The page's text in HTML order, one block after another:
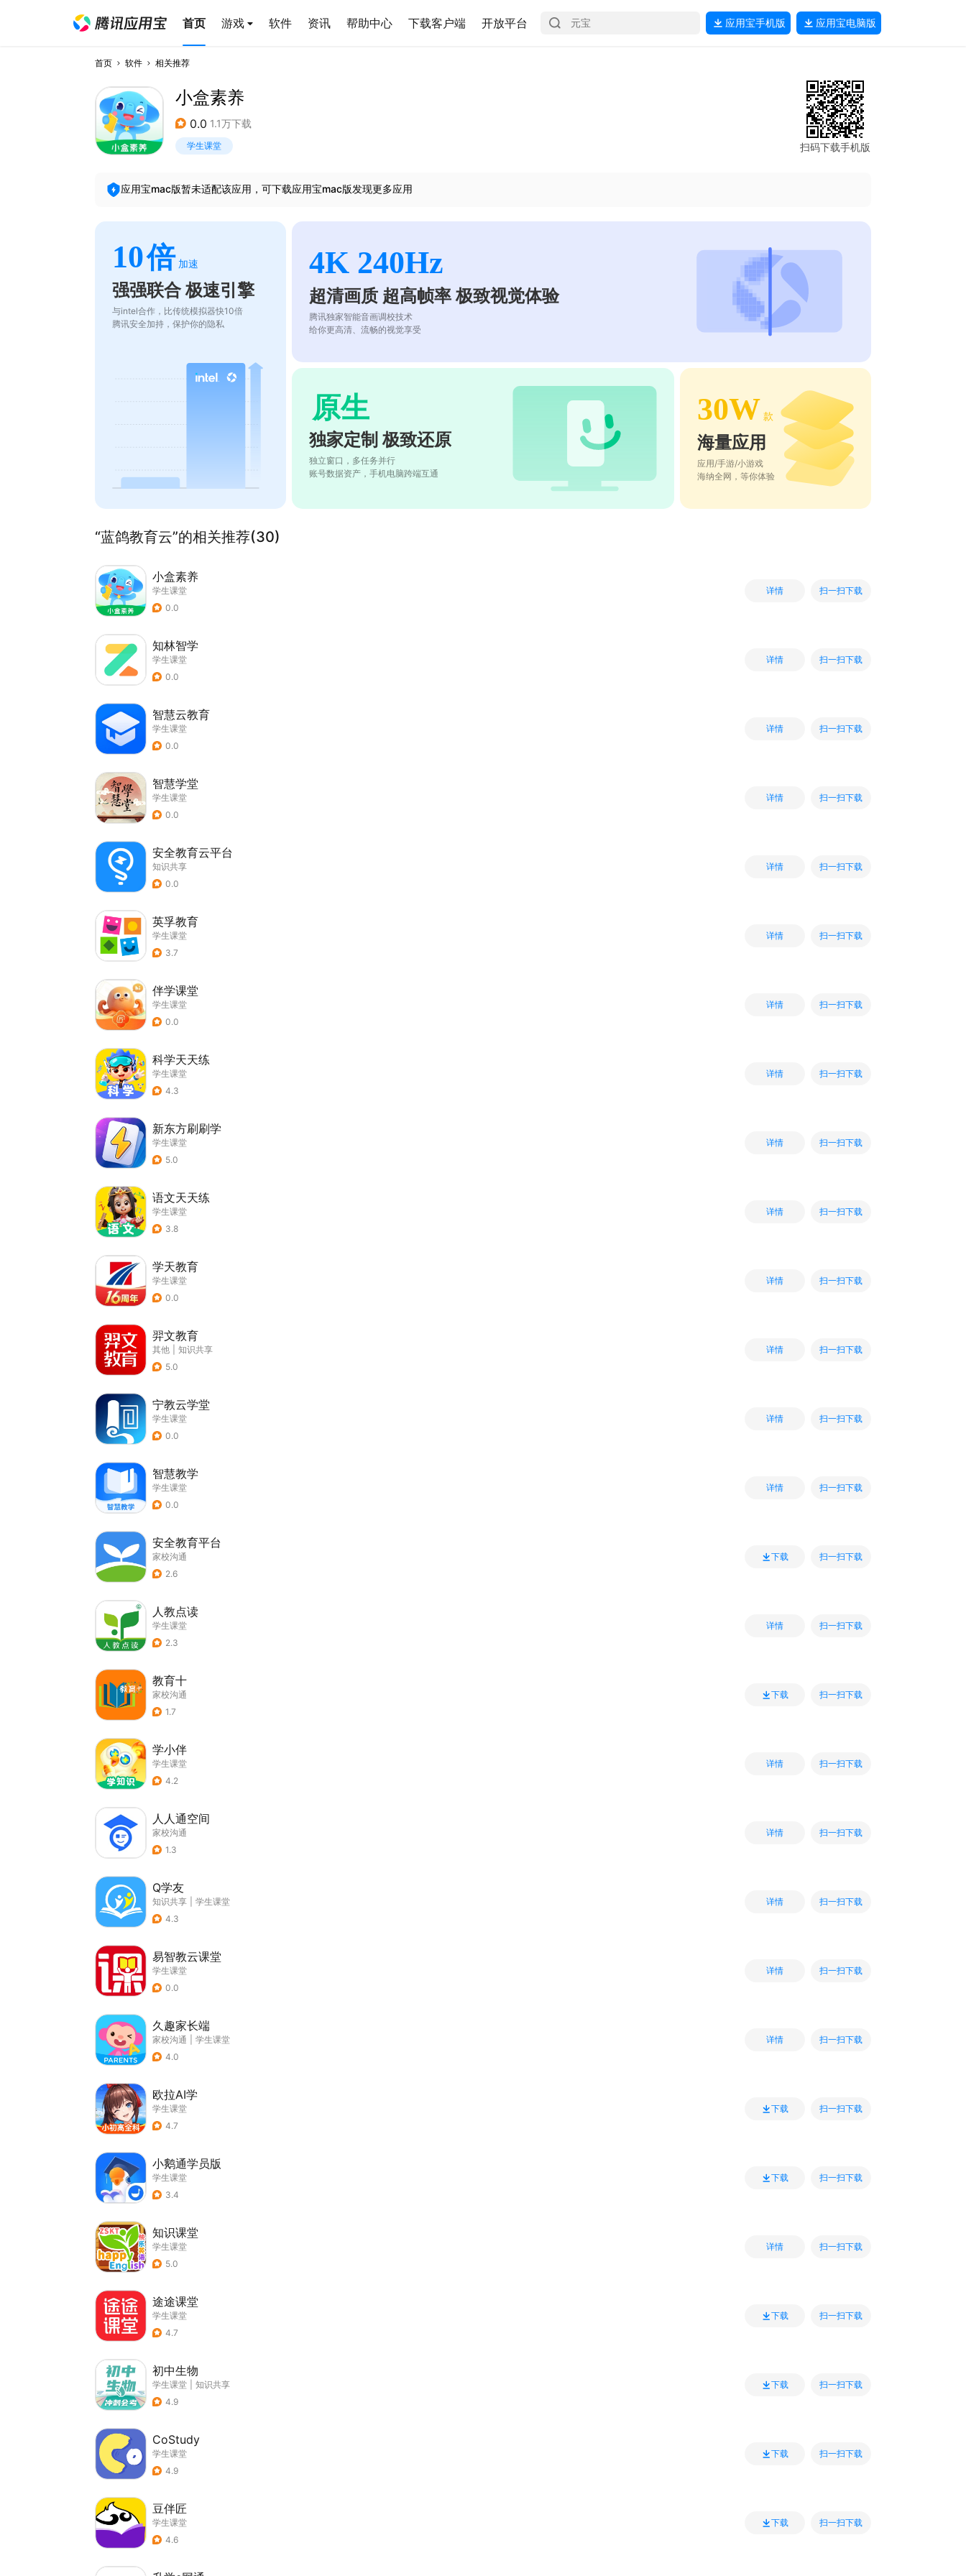
首页 游戏 软件 资讯 帮助中心 下载客户端 开放平台 应用宝手机版 应用宝电脑版
首页 软件 相关推荐
小盒素养
0.0 1.1万下载
学生课堂 扫码下载手机版
应用宝mac版暂未适配该应用，可下载应用宝mac版发现更多应用
10倍 加速
强强联合 极速引擎
与intel合作，比传统模拟器快10倍
腾讯安全加持，保护你的隐私
4K 240Hz
超清画质 超高帧率 极致视觉体验
腾讯独家智能音画调校技术
给你更高清、流畅的视觉享受
原生
独家定制 极致还原
独立窗口，多任务并行
账号数据资产，手机电脑跨端互通
30W 款
海量应用
应用/手游/小游戏
海纳全网，等你体验
“蓝鸽教育云”的相关推荐(30)
小盒素养
学生课堂
0.0
详情 扫一扫下载
知林智学
学生课堂
0.0
详情 扫一扫下载
智慧云教育
学生课堂
0.0
详情 扫一扫下载
智慧学堂
学生课堂
0.0
详情 扫一扫下载
安全教育云平台
知识共享
0.0
详情 扫一扫下载
英孚教育
学生课堂
3.7
详情 扫一扫下载
伴学课堂
学生课堂
0.0
详情 扫一扫下载
科学天天练
学生课堂
4.3
详情 扫一扫下载
新东方刷刷学
学生课堂
5.0
详情 扫一扫下载
语文天天练
学生课堂
3.8
详情 扫一扫下载
学天教育
学生课堂
0.0
详情 扫一扫下载
羿文教育
其他
知识共享
5.0
详情 扫一扫下载
宁教云学堂
学生课堂
0.0
详情 扫一扫下载
智慧教学
学生课堂
0.0
详情 扫一扫下载
安全教育平台
家校沟通
2.6
下载 扫一扫下载
人教点读
学生课堂
2.3
详情 扫一扫下载
教育十
家校沟通
1.7
下载 扫一扫下载
学小伴
学生课堂
4.2
详情 扫一扫下载
人人通空间
家校沟通
1.3
详情 扫一扫下载
Q学友
知识共享
学生课堂
4.3
详情 扫一扫下载
易智教云课堂
学生课堂
0.0
详情 扫一扫下载
久趣家长端
家校沟通
学生课堂
4.0
详情 扫一扫下载
欧拉AI学
学生课堂
4.7
下载 扫一扫下载
小鹅通学员版
学生课堂
3.4
下载 扫一扫下载
知识课堂
学生课堂
5.0
详情 扫一扫下载
途途课堂
学生课堂
4.7
下载 扫一扫下载
初中生物
学生课堂
知识共享
4.9
下载 扫一扫下载
CoStudy
学生课堂
4.9
下载 扫一扫下载
豆伴匠
学生课堂
4.6
下载 扫一扫下载